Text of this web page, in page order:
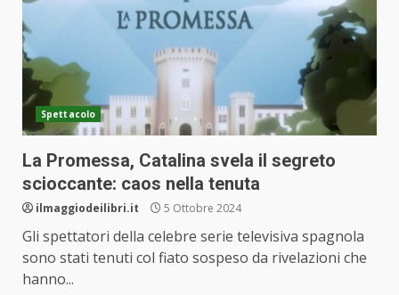
Spettacolo
La Promessa, Catalina svela il segreto
scioccante: caos nella tenuta
ilmaggiodeilibri.it 5 Ottobre 2024
Gli spettatori della celebre serie televisiva spagnola
sono stati tenuti col fiato sospeso da rivelazioni che
hanno...